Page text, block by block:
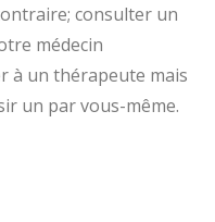
consulter un
médecin
à un thérapeute mais
un par vous-même.